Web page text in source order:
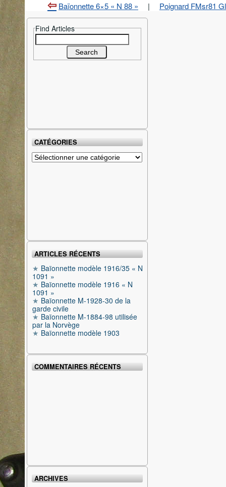
Baïonnette 6×5 « N 88 » | Poignard FMsr81
Find Articles
Search
for:
CATÉGORIES
Catégories
ARTICLES RÉCENTS
Baïonnette modèle 1916/35 « N
1091 »
Baïonnette modèle 1916 « N
1091 »
Baïonnette M-1928-30 de la
garde civile
Baïonnette M-1884-98 utilisée
par la Norvège
Baïonnette modèle 1903
COMMENTAIRES RÉCENTS
ARCHIVES